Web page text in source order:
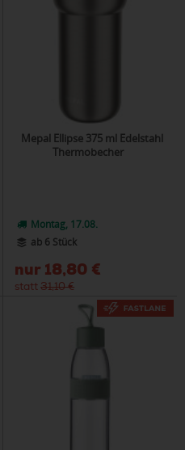
Mepal Ellipse 375 ml Edelstahl
Thermobecher
Montag, 17.08.
ab 6 Stück
nur 18,80 €
statt31,10 €